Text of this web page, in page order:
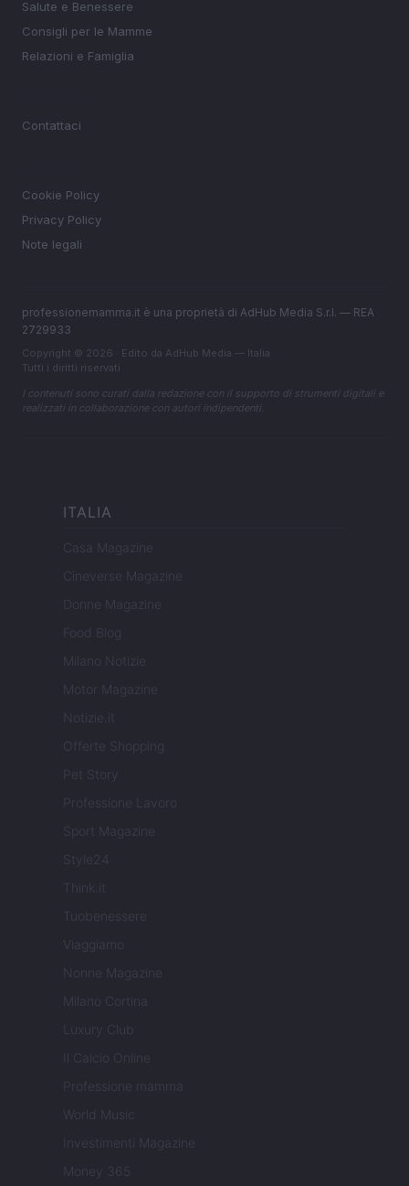
Salute e Benessere
Consigli per le Mamme
Relazioni e Famiglia
Contattaci
Cookie Policy
Privacy Policy
Note legali
professionemamma.it è una proprietà di AdHub Media S.r.l. — REA
2729933
Copyright © 2026 · Edito da AdHub Media — Italia
Tutti i diritti riservati
I contenuti sono curati dalla redazione con il supporto di strumenti digitali e
realizzati in collaborazione con autori indipendenti.
ITALIA
Casa Magazine
Cineverse Magazine
Donne Magazine
Food Blog
Milano Notizie
Motor Magazine
Notizie.it
Offerte Shopping
Pet Story
Professione Lavoro
Sport Magazine
Style24
Think.it
Tuobenessere
Viaggiamo
Nonne Magazine
Milano Cortina
Luxury Club
Il Calcio Online
Professione mamma
World Music
Investimenti Magazine
Money 365